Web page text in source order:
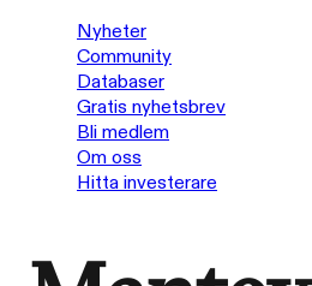
Nyheter
Community
Databaser
Gratis nyhetsbrev
Bli medlem
Om oss
Hitta investerare